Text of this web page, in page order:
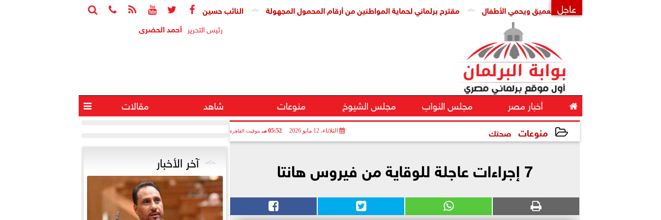





 عاجل النائب حسين هريدي يسأل الحكومة عن ملاحظات «المركزي للمحاسبات» بشأن مقترح برلماني لحماية المواطنين من أرقام المحمول المجهولة يواجه التزييف العميق ويحمي الأطفال
رئيس التحرير أحمد الحضرى
 أخبار مصر مجلس النواب مجلس الشيوخ منوعات شاهد مقالات 
منوعات صحتك الثلاثاء، 12 مايو 2026 05:52 مـ بتوقيت القاهرة
7 إجراءات عاجلة للوقاية من فيروس هانتا آخر الأخبار